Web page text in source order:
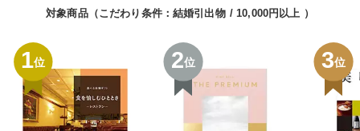
対象商品（こだわり条件： 結婚引出物 10,000円以上 ）
1位 2位 3位